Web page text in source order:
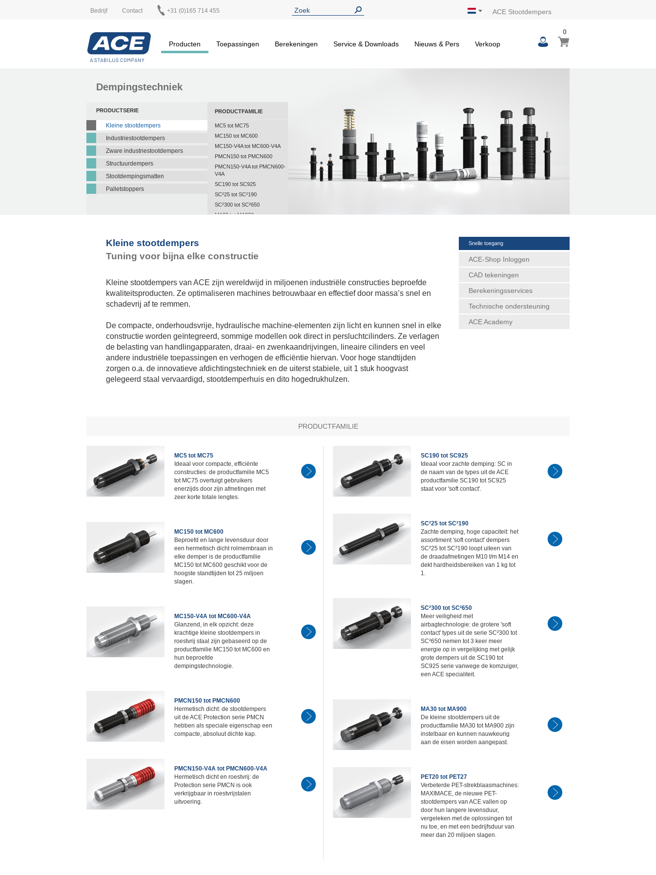
Bedrijf Contact +31 (0)165 714 455 ACE Stootdempers
Producten Toepassingen Berekeningen Service & Downloads Nieuws & Pers Verkoop
0
Dempingstechniek
PRODUCTSERIE
Kleine stootdempers
Industriestootdempers
Zware industriestootdempers
Structuurdempers
Stootdempingsmatten
Palletstoppers
PRODUCTFAMILIE
MC5 tot MC75
MC150 tot MC600
MC150-V4A tot MC600-V4A
PMCN150 tot PMCN600
PMCN150-V4A tot PMCN600-
V4A
SC190 tot SC925
SC²25 tot SC²190
SC²300 tot SC²650
MA30 tot MA900
Kleine stootdempers
Tuning voor bijna elke constructie
Kleine stootdempers van ACE zijn wereldwijd in miljoenen industriële constructies beproefde
kwaliteitsproducten. Ze optimaliseren machines betrouwbaar en effectief door massa’s snel en
schadevrij af te remmen.
De compacte, onderhoudsvrije, hydraulische machine-elementen zijn licht en kunnen snel in elke
constructie worden geïntegreerd, sommige modellen ook direct in persluchtcilinders. Ze verlagen
de belasting van handlingapparaten, draai- en zwenkaandrijvingen, lineaire cilinders en veel
andere industriële toepassingen en verhogen de efficiëntie hiervan. Voor hoge standtijden
zorgen o.a. de innovatieve afdichtingstechniek en de uiterst stabiele, uit 1 stuk hoogvast
gelegeerd staal vervaardigd, stootdemperhuis en dito hogedrukhulzen.
Snelle toegang
ACE-Shop Inloggen
CAD tekeningen
Berekeningsservices
Technische ondersteuning
ACE Academy
PRODUCTFAMILIE
MC5 tot MC75
Ideaal voor compacte, efficiënte
constructies: de productfamilie MC5
tot MC75 overtuigt gebruikers
enerzijds door zijn afmetingen met
zeer korte totale lengtes.
MC150 tot MC600
Beproefd en lange levensduur door
een hermetisch dicht rolmembraan in
elke demper is de productfamilie
MC150 tot MC600 geschikt voor de
hoogste standtijden tot 25 miljoen
slagen.
MC150-V4A tot MC600-V4A
Glanzend, in elk opzicht: deze
krachtige kleine stootdempers in
roestvrij staal zijn gebaseerd op de
productfamilie MC150 tot MC600 en
hun beproefde
dempingstechnologie.
PMCN150 tot PMCN600
Hermetisch dicht: de stootdempers
uit de ACE Protection serie PMCN
hebben als speciale eigenschap een
compacte, absoluut dichte kap.
PMCN150-V4A tot PMCN600-V4A
Hermetisch dicht en roestvrij: de
Protection serie PMCN is ook
verkrijgbaar in roestvrijstalen
uitvoering.
SC190 tot SC925
Ideaal voor zachte demping: SC in
de naam van de types uit de ACE
productfamilie SC190 tot SC925
staat voor 'soft contact'.
SC²25 tot SC²190
Zachte demping, hoge capaciteit: het
assortiment 'soft contact' dempers
SC²25 tot SC²190 loopt uiteen van
de draadafmetingen M10 t/m M14 en
dekt hardheidsbereiken van 1 kg tot
1.
SC²300 tot SC²650
Meer veiligheid met
airbagtechnologie: de grotere 'soft
contact' types uit de serie SC²300 tot
SC²650 nemen tot 3 keer meer
energie op in vergelijking met gelijk
grote dempers uit de SC190 tot
SC925 serie vanwege de komzuiger,
een ACE specialiteit.
MA30 tot MA900
De kleine stootdempers uit de
productfamilie MA30 tot MA900 zijn
instelbaar en kunnen nauwkeurig
aan de eisen worden aangepast.
PET20 tot PET27
Verbeterde PET-strekblaasmachines:
MAXIMACE, de nieuwe PET-
stootdempers van ACE vallen op
door hun langere levensduur,
vergeleken met de oplossingen tot
nu toe, en met een bedrijfsduur van
meer dan 20 miljoen slagen.